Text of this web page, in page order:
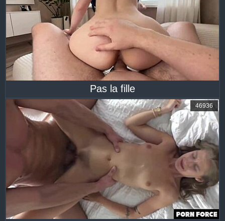
Pas la fille
46936